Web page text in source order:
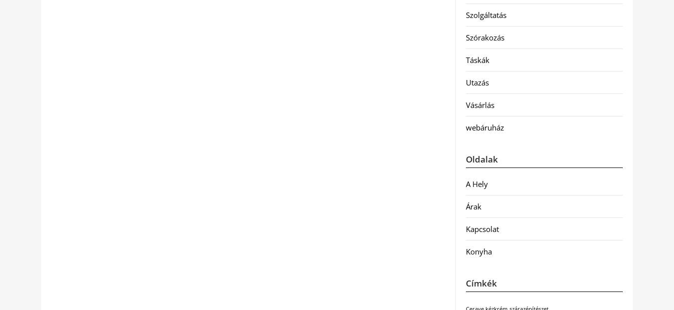
Szolgáltatás
Szórakozás
Táskák
Utazás
Vásárlás
webáruház
Oldalak
A Hely
Árak
Kapcsolat
Konyha
Címkék